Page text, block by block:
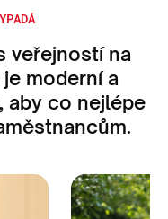
veřejností na
moderní a
aby co nejlépe